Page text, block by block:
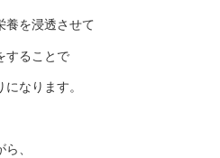
養を浸透させて
することで
なります。
、